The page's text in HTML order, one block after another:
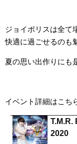
ジョイポリスは全て
快適に過ごせるのも
夏の思い出作りにも
イベント詳細はこち
T.M.R.
2020